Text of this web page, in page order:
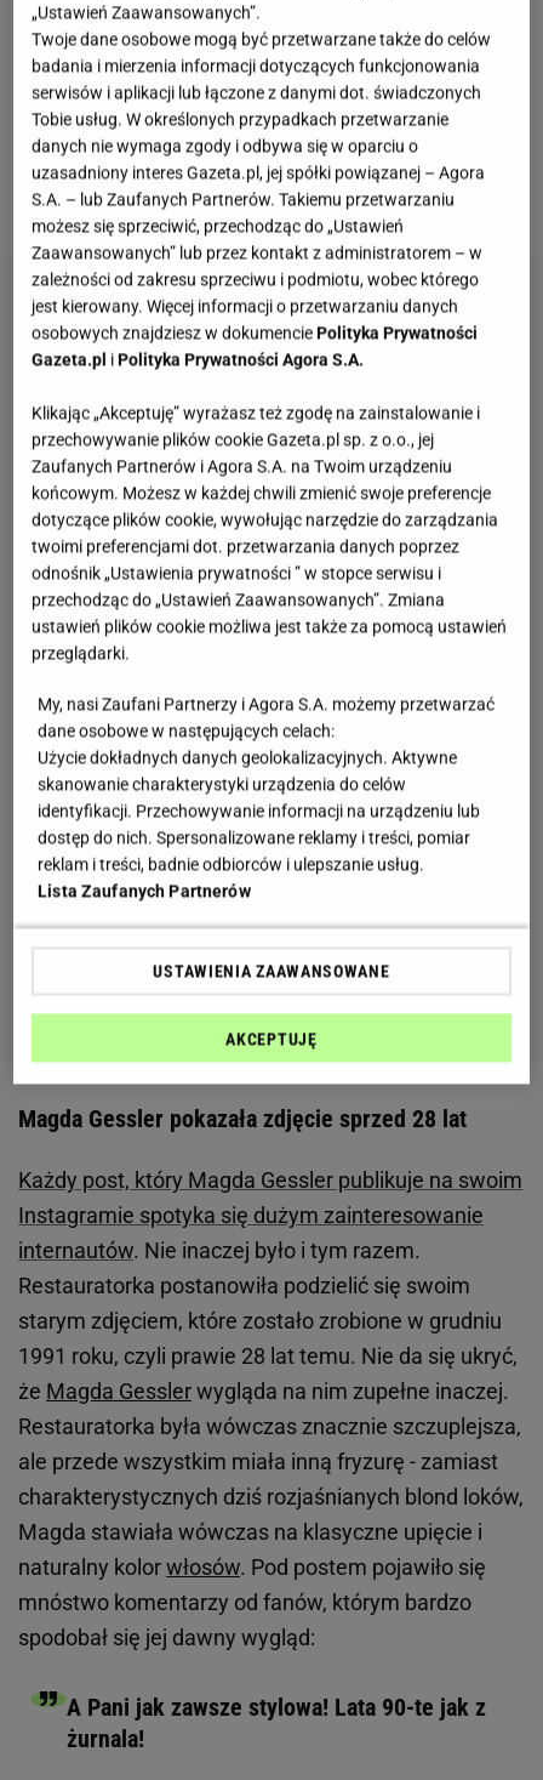
kontrowersyjną postacią i wzbudza swoją osobą
skrajne emocje. Gessler jest niezwykle aktywna w
swoich social mediach, a na Instagramie
zgromadziła już ponad 734 tys. obserwatorów.
Ostatnio postanowiła podzielić się z obserwatorami
fotografią, która została zrobiona w 1991 roku.
Magda Gessler pokazała zdjęcie sprzed 28 lat
Każdy post, który Magda Gessler publikuje na swoim
Instagramie spotyka się dużym zainteresowanie
internautów. Nie inaczej było i tym razem.
Restauratorka postanowiła podzielić się swoim
starym zdjęciem, które zostało zrobione w grudniu
1991 roku, czyli prawie 28 lat temu. Nie da się ukryć,
że Magda Gesslerwygląda na nim zupełne inaczej.
Restauratorka była wówczas znacznie szczuplejsza,
ale przede wszystkim miała inną fryzurę - zamiast
charakterystycznych dziś rozjaśnianych blond loków,
Magda stawiała wówczas na klasyczne upięcie i
naturalny kolorwłosów. Pod postem pojawiło się
mnóstwo komentarzy od fanów, którym bardzo
spodobał się jej dawny wygląd:
A Pani jak zawsze stylowa! Lata 90-te jak z
żurnala!
„Ustawień Zaawansowanych”.
Twoje dane osobowe mogą być przetwarzane także do celów
badania i mierzenia informacji dotyczących funkcjonowania
serwisów i aplikacji lub łączone z danymi dot. świadczonych
Tobie usług. W określonych przypadkach przetwarzanie
danych nie wymaga zgody i odbywa się w oparciu o
uzasadniony interes Gazeta.pl, jej spółki powiązanej – Agora
S.A. – lub Zaufanych Partnerów. Takiemu przetwarzaniu
możesz się sprzeciwić, przechodząc do „Ustawień
Zaawansowanych” lub przez kontakt z administratorem – w
zależności od zakresu sprzeciwu i podmiotu, wobec którego
jest kierowany. Więcej informacji o przetwarzaniu danych
osobowych znajdziesz w dokumencie Polityka Prywatności
Gazeta.pl i Polityka Prywatności Agora S.A.
Klikając „Akceptuję” wyrażasz też zgodę na zainstalowanie i
przechowywanie plików cookie Gazeta.pl sp. z o.o., jej
Zaufanych Partnerów i Agora S.A. na Twoim urządzeniu
końcowym. Możesz w każdej chwili zmienić swoje preferencje
dotyczące plików cookie, wywołując narzędzie do zarządzania
twoimi preferencjami dot. przetwarzania danych poprzez
odnośnik „Ustawienia prywatności ” w stopce serwisu i
przechodząc do „Ustawień Zaawansowanych”. Zmiana
ustawień plików cookie możliwa jest także za pomocą ustawień
przeglądarki.
My, nasi Zaufani Partnerzy i Agora S.A. możemy przetwarzać
dane osobowe w następujących celach:
Użycie dokładnych danych geolokalizacyjnych. Aktywne
skanowanie charakterystyki urządzenia do celów
identyfikacji. Przechowywanie informacji na urządzeniu lub
dostęp do nich. Spersonalizowane reklamy i treści, pomiar
reklam i treści, badnie odbiorców i ulepszanie usług.
Lista Zaufanych Partnerów
USTAWIENIA ZAAWANSOWANE
AKCEPTUJĘ